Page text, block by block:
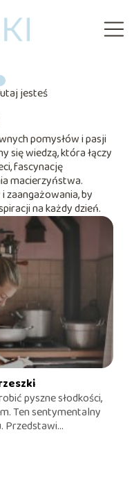
jesteś
pomysłów i pasji
się wiedzą, która łączy
fascynację
macierzyństwa.
zaangażowania, by
na każdy dzień.
pyszne słodkości,
Ten sentymentalny
Przedstawi...